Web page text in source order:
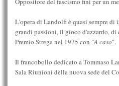
L'opera di Landolfi è quasi sempre di
grandi passioni, il gioco d'azzardo,
Premio Strega nel 1975 con "A caso".
Il francobollo dedicato a Tommaso
Sala Riunioni della nuova sede del